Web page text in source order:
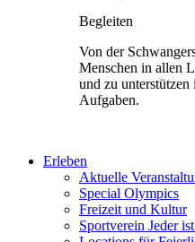
Begleiten
Von der
Menschen in allen
und zu unterstützen
Aufgaben.
Erleben
Aktuelle
Special Olympics
Freizeit und Kultur
Sportverein Jeder